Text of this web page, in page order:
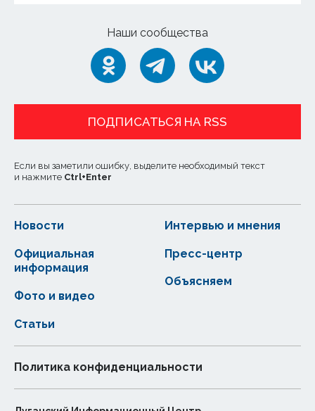
Наши сообщества
ПОДПИСАТЬСЯ НА RSS
Если вы заметили ошибку, выделите необходимый текст
и нажмите Ctrl+Enter
Новости
Статьи
Официальная
информация
Интервью и мнения
Фото и видео
Пресс-центр
Объясняем
Политика конфиденциальности